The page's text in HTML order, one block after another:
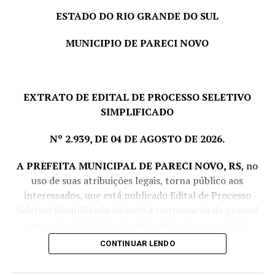
ESTADO DO RIO GRANDE DO SUL
MUNICIPIO DE PARECI NOVO
EXTRATO DE EDITAL DE PROCESSO SELETIVO
SIMPLIFICADO
Nº 2.939, DE 04 DE AGOSTO DE 2026.
A PREFEITA MUNICIPAL DE PARECI NOVO, RS, no
uso de suas atribuições legais, torna público aos
interessados, que está publicado Edital de Processo
interesse público, com fulcro no art. 37, IX da CF e Lei
Complementar nº 380/1997, conforme segue:
CONTINUAR LENDO